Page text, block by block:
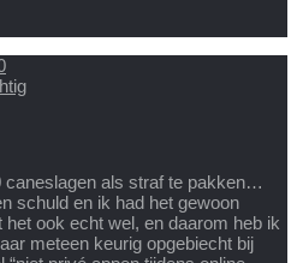
caneslagen als straf te pakken…
schuld en ik had het gewoon
ook echt wel, en daarom heb ik
meteen keurig opgebiecht bij